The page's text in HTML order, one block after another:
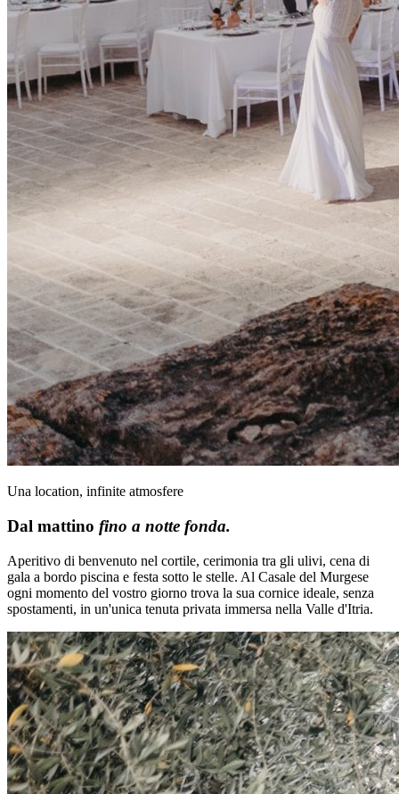
Una location, infinite atmosfere
Dal mattino fino a notte fonda.
Aperitivo di benvenuto nel cortile, cerimonia tra gli ulivi, cena di
gala a bordo piscina e festa sotto le stelle. Al Casale del Murgese
ogni momento del vostro giorno trova la sua cornice ideale, senza
spostamenti, in un'unica tenuta privata immersa nella Valle d'Itria.